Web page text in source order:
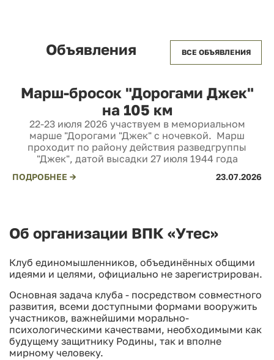
Объявления ВСЕ ОБЪЯВЛЕНИЯ
Марш-бросок "Дорогами Джек"
на 105 км
22-23 июля 2026 участвуем в мемориальном
марше "Дорогами "Джек" с ночевкой. Марш
проходит по району действия разведгруппы
"Джек", датой высадки 27 июля 1944 года
ПОДРОБНЕЕ → 23.07.2026
Об организации ВПК «Утес»
Клуб единомышленников, объединённых общими
идеями и целями, официально не зарегистрирован.
Основная задача клуба - посредством совместного
развития, всеми доступными формами вооружить
участников, важнейшими морально-
психологическими качествами, необходимыми как
будущему защитнику Родины, так и вполне
мирному человеку.